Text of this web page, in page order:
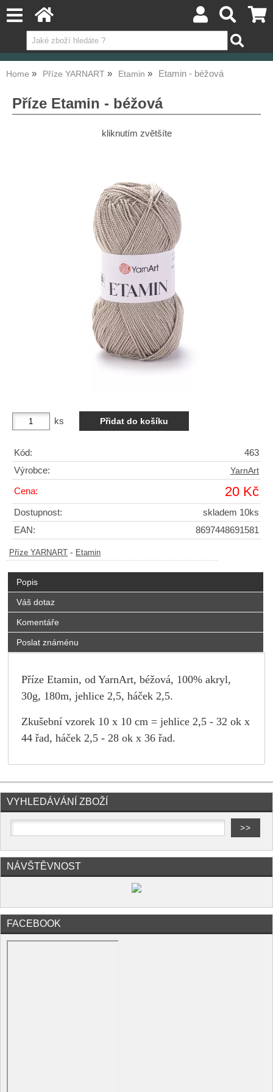
Home Příze YARNART Etamin Etamin - béžová
Příze Etamin - béžová
kliknutím zvětšíte
ks
Kód:
463
Výrobce:
YarnArt
Cena: 20 Kč
Dostupnost:
skladem 10ks
EAN:
8697448691581
Příze YARNART - Etamin
Popis
Váš dotaz
Komentáře
Poslat známénu
Příze Etamin, od YarnArt, béžová, 100% akryl,
30g, 180m, jehlice 2,5, háček 2,5.
Zkušební vzorek 10 x 10 cm = jehlice 2,5 - 32 ok x
44 řad, háček 2,5 - 28 ok x 36 řad.
VYHLEDÁVÁNÍ ZBOŽÍ
NÁVŠTĚVNOST
FACEBOOK